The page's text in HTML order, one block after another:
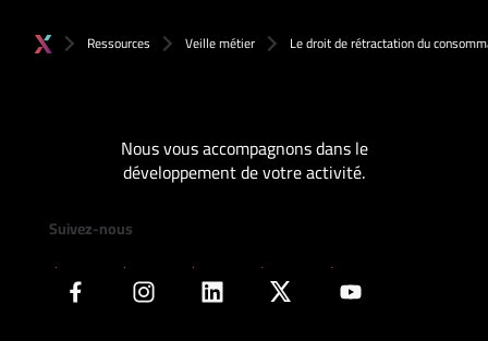
Ressources Veille métier Le droit de rétractation du
Nous vous accompagnons dans le
développement de votre activité.
Suivez-nous